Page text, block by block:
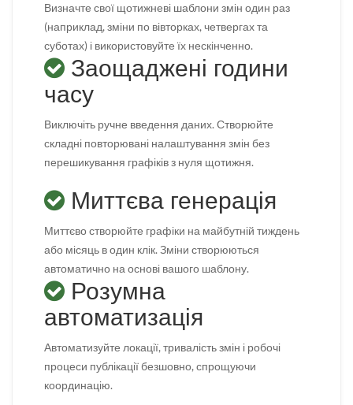
Визначте свої щотижневі шаблони змін один раз
(наприклад, зміни по вівторках, четвергах та
суботах) і використовуйте їх нескінченно.
Заощаджені години
часу
Виключіть ручне введення даних. Створюйте
складні повторювані налаштування змін без
перешикування графіків з нуля щотижня.
Миттєва генерація
Миттєво створюйте графіки на майбутній тиждень
або місяць в один клік. Зміни створюються
автоматично на основі вашого шаблону.
Розумна
автоматизація
Автоматизуйте локації, тривалість змін і робочі
процеси публікації безшовно, спрощуючи
координацію.